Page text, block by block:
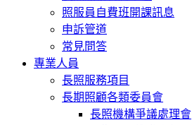
照服員自費班開課訊息
申訴管道
常見問答
專業人員
長照服務項目
長期照顧各類委員會
長照機構爭議處理會